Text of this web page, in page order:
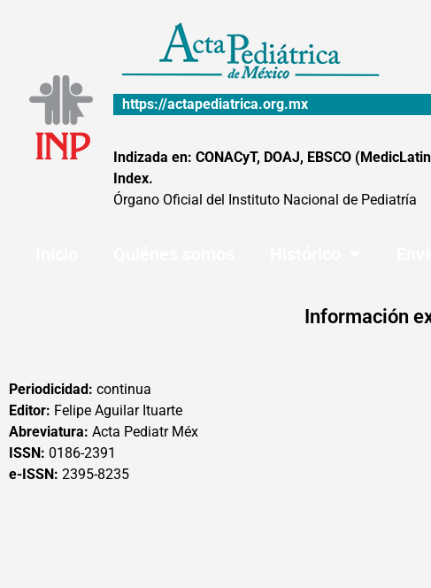
https://actapediatrica.org.mx
Indizada en: CONACyT, DOAJ, EBSCO
Index.
Órgano Oficial del Instituto Nacional de Pediatría
Información
Periodicidad: continua
Editor: Felipe Aguilar Ituarte
Abreviatura: Acta Pediatr Méx
ISSN: 0186-2391
e-ISSN: 2395-8235